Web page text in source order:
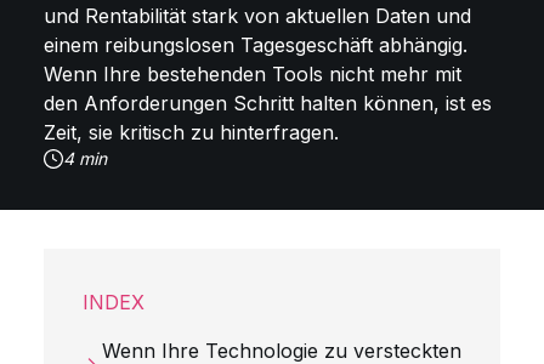
und Rentabilität stark von aktuellen Daten und
einem reibungslosen Tagesgeschäft abhängig.
Wenn Ihre bestehenden Tools nicht mehr mit
den Anforderungen Schritt halten können, ist es
Zeit, sie kritisch zu hinterfragen.
4 min
INDEX
Wenn Ihre Technologie zu versteckten